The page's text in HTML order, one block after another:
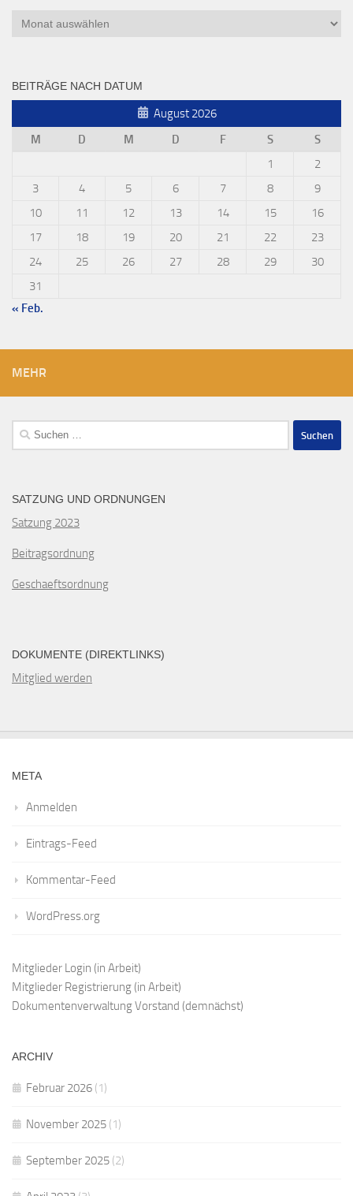
Archiv
BEITRÄGE NACH DATUM
August 2026
M
D M D F S
S
1
2
3
4 5 6 7 8
9
10
11 12 13 14 15
16
17
18 19 20 21 22
23
24
25 26 27 28 29
30
31
« Feb.
MEHR
Suchen
nach:
SATZUNG UND ORDNUNGEN
Satzung 2023
Beitragsordnung
Geschaeftsordnung
DOKUMENTE (DIREKTLINKS)
Mitglied werden
META
Anmelden
Eintrags-Feed
Kommentar-Feed
WordPress.org
Mitglieder Login (in Arbeit)
Mitglieder Registrierung (in Arbeit)
Dokumentenverwaltung Vorstand (demnächst)
ARCHIV
Februar 2026 (1)
November 2025 (1)
September 2025 (2)